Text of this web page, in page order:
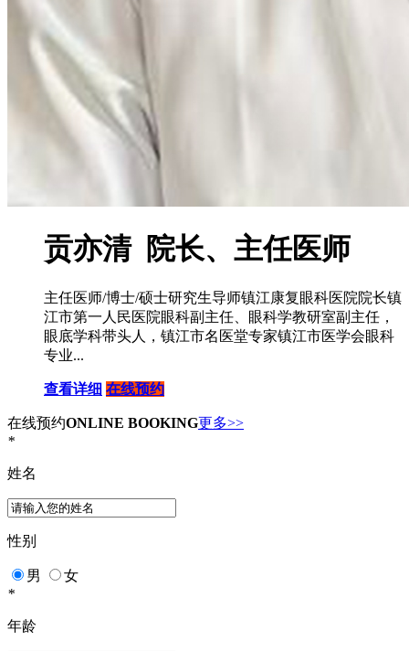
贡亦清 院长、主任医师
主任医师/博士/硕士研究生导师镇江康复眼科医院院长镇
江市第一人民医院眼科副主任、眼科学教研室副主任，
眼底学科带头人，镇江市名医堂专家镇江市医学会眼科
专业...
查看详细 在线预约
在线预约ONLINE BOOKING更多>>
*
姓名
性别
男
女
*
年龄